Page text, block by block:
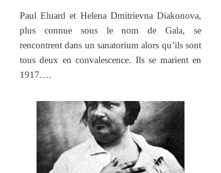
Paul Eluard et Helena Dmitrievna Diakonova,
plus connue sous le nom de Gala, se
rencontrent dans un sanatorium alors qu’ils sont
tous deux en convalescence. Ils se marient en
1917….